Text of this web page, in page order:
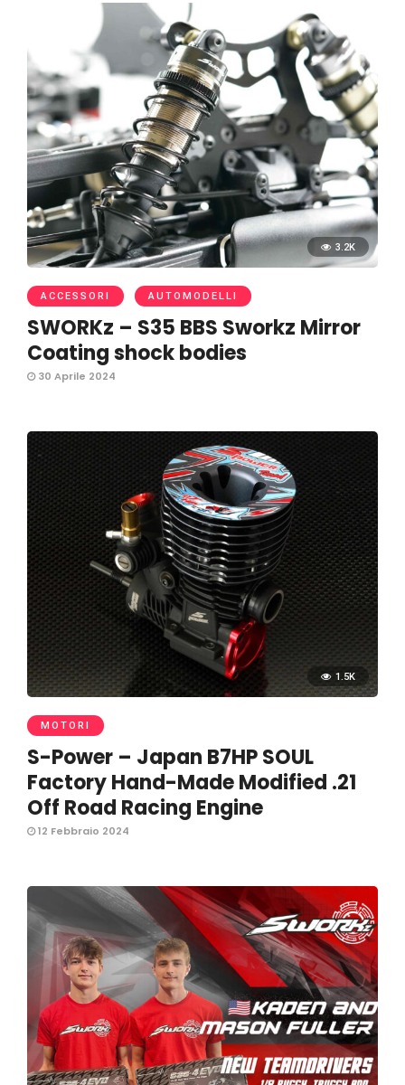
3.2K
ACCESSORI AUTOMODELLI
SWORKz – S35 BBS Sworkz Mirror
Coating shock bodies
30 Aprile 2024
1.5K
MOTORI
S-Power – Japan B7HP SOUL
Factory Hand-Made Modified .21
Off Road Racing Engine
12 Febbraio 2024